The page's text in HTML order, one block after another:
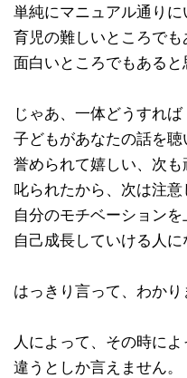
単純にマニュアル通りに
育児の難しいところでも
面白いところでもあると
じゃあ、一体どうすれば
子どもがあなたの話を聴
誉められて嬉しい、次も
叱られたから、次は注意
自分のモチベーションを
自己成長していける人に
はっきり言って、わかり
人によって、その時によ
違うとしか言えません。